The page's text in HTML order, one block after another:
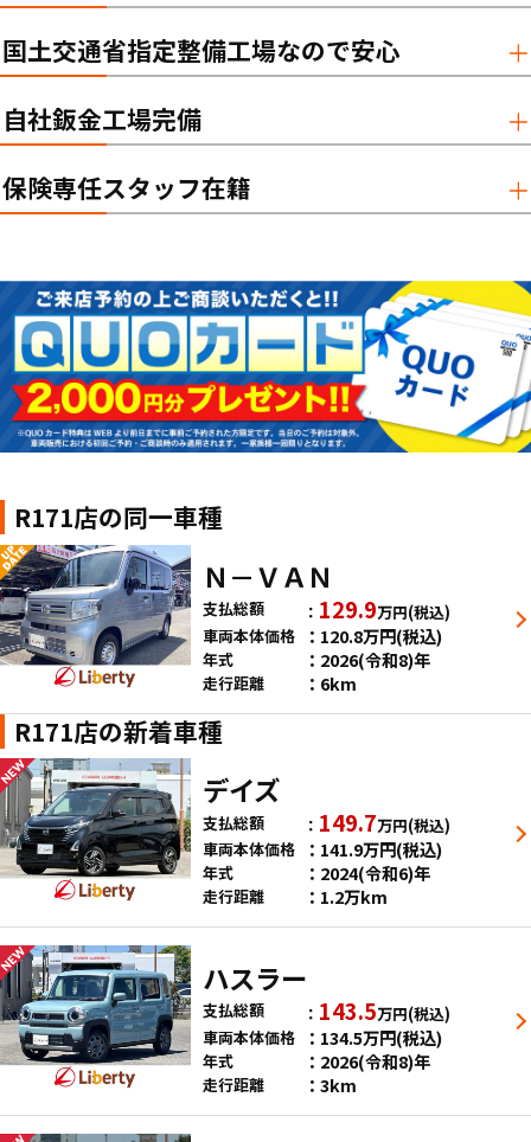
国土交通省指定整備工場なので安心
自社鈑金工場完備
保険専任スタッフ在籍
R171店の同一車種
Ｎ－ＶＡＮ
支払総額 129.9万円(税込)
車両本体価格
120.8万円(税込)
年式 2026(令和8)年
走行距離 6km
R171店の新着車種
デイズ
支払総額 149.7万円(税込)
車両本体価格
141.9万円(税込)
年式 2024(令和6)年
走行距離 1.2万km
ハスラー
支払総額 143.5万円(税込)
車両本体価格
134.5万円(税込)
年式 2026(令和8)年
走行距離 3km